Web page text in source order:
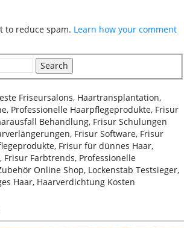
to reduce spam. Learn how your comment
Search
Friseursalons, Haartransplantation,
Professionelle Haarpflegeprodukte, Frisur
Behandlung, Frisur Schulungen
Frisur Software, Frisur
Frisur für dünnes Haar,
Farbtrends, Professionelle
Online Shop, Lockenstab Testsieger,
Haar, Haarverdichtung Kosten